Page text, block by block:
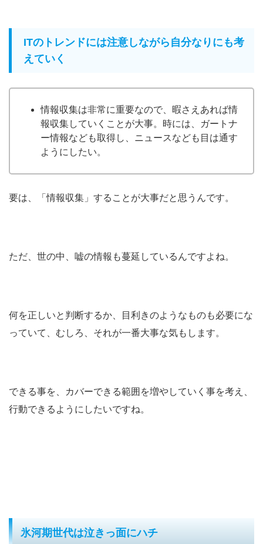
ITのトレンドには注意しながら自分なりにも考
えていく
情報収集は非常に重要なので、暇さえあれば情
報収集していくことが大事。時には、ガートナ
ー情報なども取得し、ニュースなども目は通す
ようにしたい。
要は、「情報収集」することが大事だと思うんです。
ただ、世の中、嘘の情報も蔓延しているんですよね。
何を正しいと判断するか、目利きのようなものも必要にな
っていて、むしろ、それが一番大事な気もします。
できる事を、カバーできる範囲を増やしていく事を考え、
行動できるようにしたいですね。
氷河期世代は泣きっ面にハチ